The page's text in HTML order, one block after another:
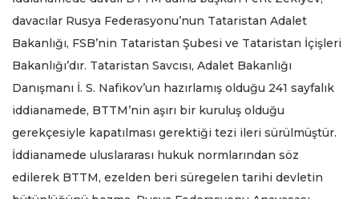
davacılar Rusya Federasyonu’nun Tataristan Adalet
Bakanlığı, FSB’nin Tataristan Şubesi ve Tataristan İçişleri
Bakanlığı’dır. Tataristan Savcısı, Adalet Bakanlığı
Danışmanı İ. S. Nafikov’un hazırlamış olduğu 241 sayfalık
iddianamede, BTTM’nin aşırı bir kuruluş olduğu
gerekçesiyle kapatılması gerektiği tezi ileri sürülmüştür.
İddianamede uluslararası hukuk normlarından söz
edilerek BTTM, ezelden beri süregelen tarihi devletin